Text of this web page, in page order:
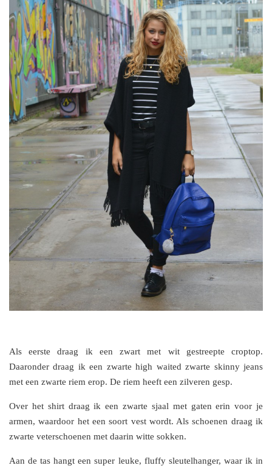
Als eerste draag ik een zwart met wit gestreepte croptop.
Daaronder draag ik een zwarte high waited zwarte skinny jeans
met een zwarte riem erop. De riem heeft een zilveren gesp.
Over het shirt draag ik een zwarte sjaal met gaten erin voor je
armen, waardoor het een soort vest wordt. Als schoenen draag ik
zwarte veterschoenen met daarin witte sokken.
Aan de tas hangt een super leuke, fluffy sleutelhanger, waar ik in